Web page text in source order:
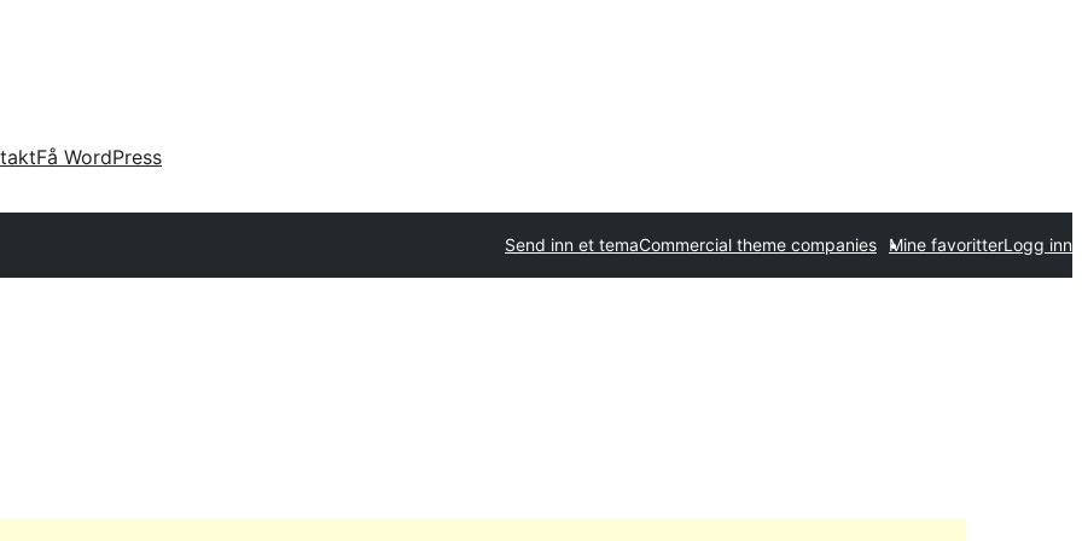
Få WordPress
Send inn et temaCommercial theme companies Mine favoritterLogg inn